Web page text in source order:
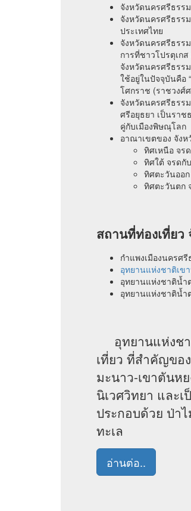
จังหวัดนครศรีธรร
จังหวัดนครศรีธรร
ประเทศไทย
จังหวัดนครศรีธรร
การที่ชาวโปรตุเก
จังหวัดนครศรีธรร
ใช้อยู่ในปัจจุบันคือ
โศกราช (ราชวงศ์
จังหวัดนครศรีธรร
ศรีอยุธยา เป็นราช
คู่กับเมืองพิษณุโลก
อาณาเขตของ จัง
ทิศเหนือ จร
ทิศใต้ จรดกั
ทิศตะวันออก
ทิศตะวันตก
สถานที่ท่องเที่ยว
กำแพงเมืองนครศ
อุทยานแห่งชาติเข
อุทยานแห่งชาติน้ำ
อุทยานแห่งชาติน้ำ
อุทยานแห่งชา
เที่ยว ที่สำคัญขอ
มะนาว-เขาตันห
นิเวศวิทยา และ
ประกอบด้วย ป่า
ทะเล
อ่านต่อ..